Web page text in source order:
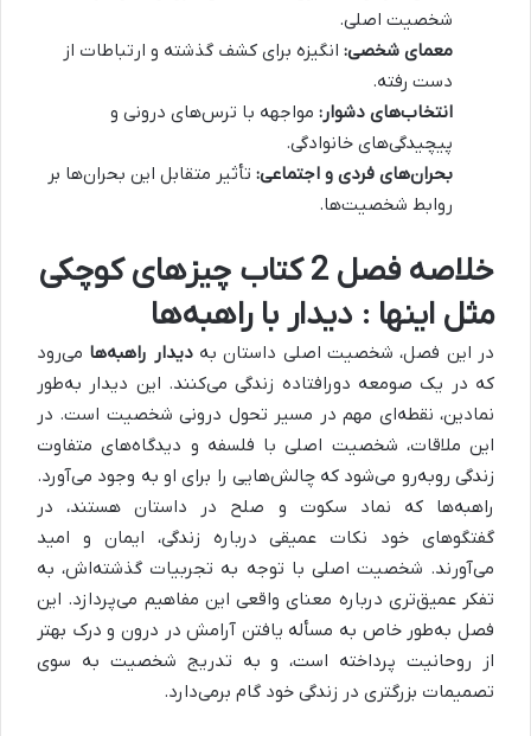
شخصیت اصلی.
معمای شخصی: انگیزه برای کشف گذشته و ارتباطات از
دست رفته.
انتخاب‌های دشوار: مواجهه با ترس‌های درونی و
پیچیدگی‌های خانوادگی.
بحران‌های فردی و اجتماعی: تأثیر متقابل این بحران‌ها بر
روابط شخصیت‌ها.
خلاصه فصل 2 کتاب چیزهای کوچکی
مثل اینها : دیدار با راهبه‌ها
در این فصل، شخصیت اصلی داستان بهدیدار راهبه‌ها می‌رود
که در یک صومعه دورافتاده زندگی می‌کنند. این دیدار به‌طور
نمادین، نقطه‌ای مهم در مسیر تحول درونی شخصیت است. در
این ملاقات، شخصیت اصلی با فلسفه و دیدگاه‌های متفاوت
زندگی روبه‌رو می‌شود که چالش‌هایی را برای او به وجود می‌آورد.
راهبه‌ها که نماد سکوت و صلح در داستان هستند، در
گفتگوهای خود نکات عمیقی درباره زندگی، ایمان و امید
می‌آورند. شخصیت اصلی با توجه به تجربیات گذشته‌اش، به
تفکر عمیق‌تری درباره معنای واقعی این مفاهیم می‌پردازد. این
فصل به‌طور خاص به مسأله یافتن آرامش در درون و درک بهتر
از روحانیت پرداخته است، و به تدریج شخصیت به سوی
تصمیمات بزرگتری در زندگی خود گام برمی‌دارد.